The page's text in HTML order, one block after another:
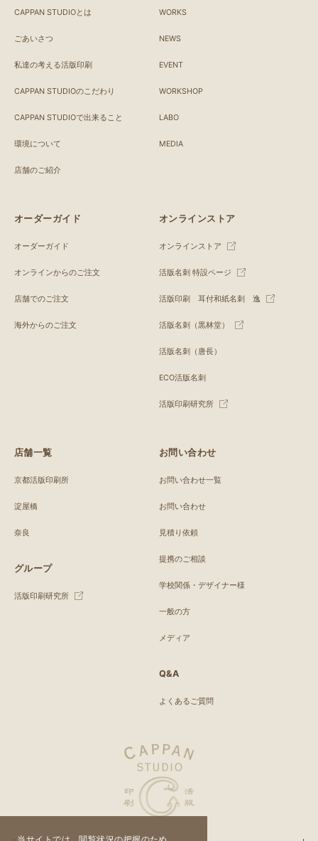
CAPPAN STUDIOとは
ごあいさつ
私達の考える活版印刷
CAPPAN STUDIOのこだわり
CAPPAN STUDIOで出来ること
環境について
店舗のご紹介
WORKS
NEWS
EVENT
WORKSHOP
LABO
MEDIA
オーダーガイド
オーダーガイド
オンラインからのご注文
店舗でのご注文
海外からのご注文
オンラインストア
オンラインストア
活版名刺 特設ページ
活版印刷 耳付和紙名刺 逸
活版名刺（黒林堂）
活版名刺（唐長）
ECO活版名刺
活版印刷研究所
店舗一覧
京都活版印刷所
淀屋橋
奈良
グループ
活版印刷研究所
お問い合わせ
お問い合わせ一覧
お問い合わせ
見積り依頼
提携のご相談
学校関係・デザイナー様
一般の方
メディア
Q&A
よくあるご質問